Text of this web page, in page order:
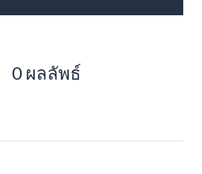
0 ผลลัพธ์